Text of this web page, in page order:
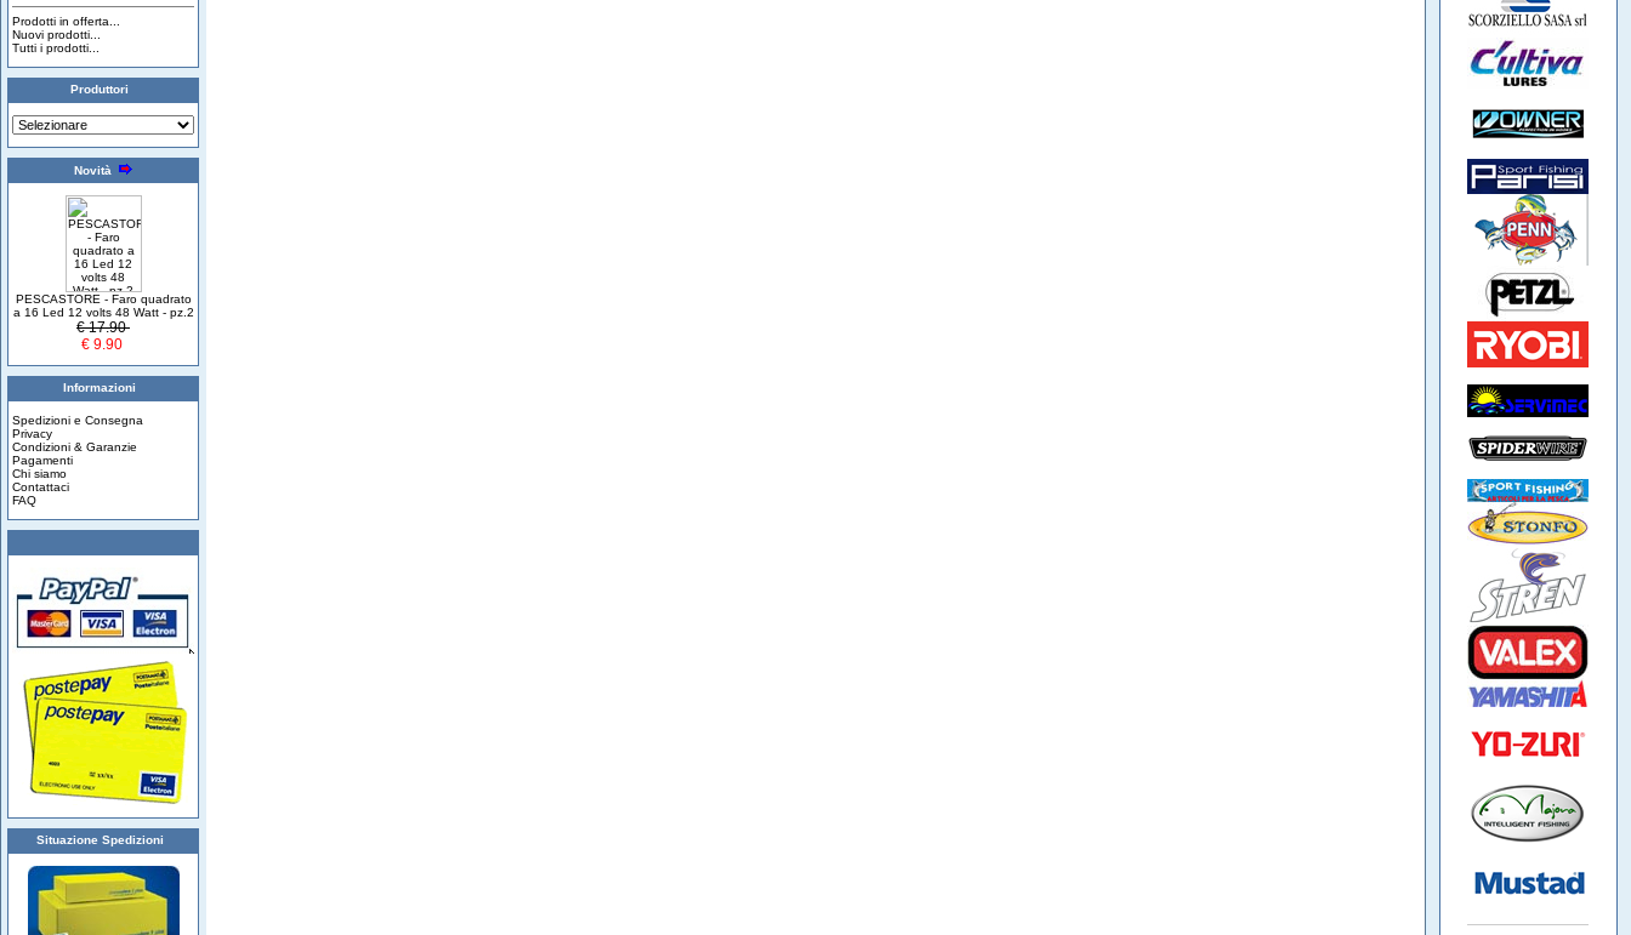
Prodotti in offerta...
Nuovi prodotti...
Tutti i prodotti...
Produttori
Novità
PESCASTORE - Faro quadrato
a 16 Led 12 volts 48 Watt - pz.2
€ 17.90
€ 9.90
Informazioni
Spedizioni e Consegna
Privacy
Condizioni & Garanzie
Pagamenti
Chi siamo
Contattaci
FAQ
Situazione Spedizioni